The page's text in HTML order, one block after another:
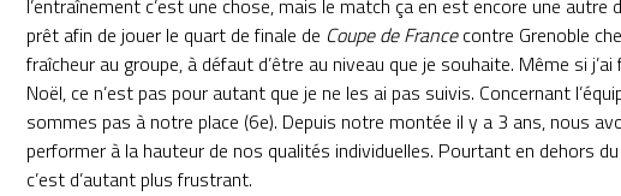
l’entraînement c’est une chose, mais le match ça en est encore une
prêt afin de jouer le quart de finale de Coupe de Francecontre Grenoble
fraîcheur au groupe, à défaut d’être au niveau que je souhaite. Même si
Noël, ce n’est pas pour autant que je ne les ai pas suivis. Concernant
sommes pas à notre place (6e). Depuis notre montée il y a 3 ans, nous
performer à la hauteur de nos qualités individuelles. Pourtant en dehors
c’est d’autant plus frustrant.